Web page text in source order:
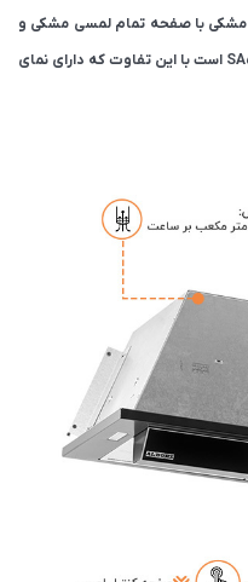
هود توکار مخفی استیل البرز مدل SA505b مشکی با صفحه تمام لمسی مشکی و
سایز 70 با موتور 8 دور کم صدا ، مشابه SA505 است با این تفاوت که دارای نمای